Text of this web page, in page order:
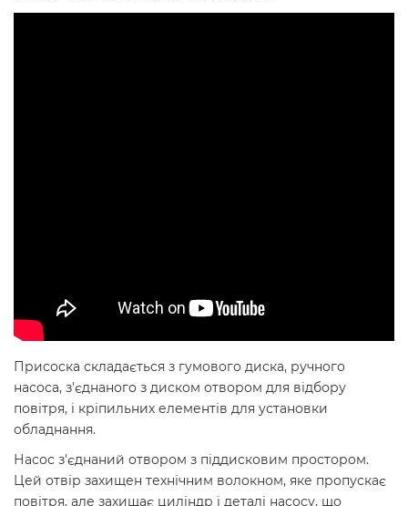
Присоска складається з гумового диска, ручного
насоса, з'єднаного з диском отвором для відбору
повітря, і кріпильних елементів для установки
обладнання.
Насос з'єднаний отвором з пiддисковим простором.
Цей отвір захищен технічним волокном, яке пропускає
повітря, але захищає циліндр і деталі насосу, що